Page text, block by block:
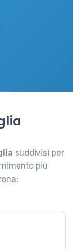
suddivisi per
più